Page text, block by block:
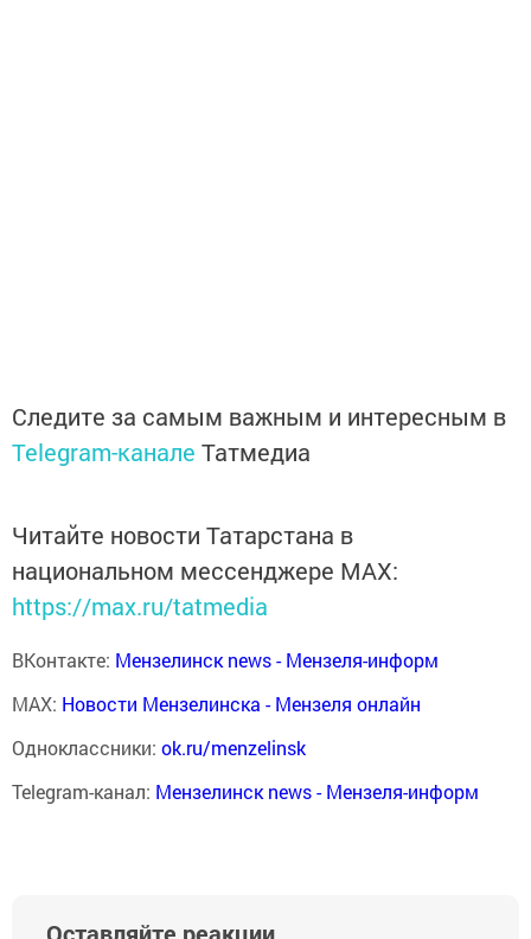
Следите за самым важным и интересным в
Telegram-канале Татмедиа
Читайте новости Татарстана в
национальном мессенджере MАХ:
https://max.ru/tatmedia
ВКонтакте: Мензелинск news - Мензеля-информ
MAX: Новости Мензелинска - Мензеля онлайн
Одноклассники: ok.ru/menzelinsk
Telegram-канал: Мензелинск news - Мензеля-информ